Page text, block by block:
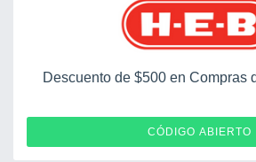
Descuento de $500 en Compras
CÓDIGO ABIERTO